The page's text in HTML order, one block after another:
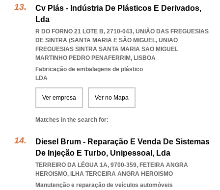
Cv Plás - Indústria De Plásticos E Derivados,
Lda
R DO FORNO 21 LOTE B, 2710-043, UNIÃO DAS FREGUESIAS
DE SINTRA (SANTA MARIA E SÃO MIGUEL, UNIAO
FREGUESIAS SINTRA SANTA MARIA SAO MIGUEL
MARTINHO PEDRO PENAFERRIM, LISBOA
Fabricação de embalagens de plástico
LDA
Ver empresa Ver no Mapa
Matches in the search for:
Diesel Brum - Reparação E Venda De Sistemas
De Injeção E Turbo, Unipessoal, Lda
TERREIRO DA LÉGUA 1A, 9700-359, FETEIRA ANGRA
HEROISMO, ILHA TERCEIRA ANGRA HEROISMO
Manutenção e reparação de veículos automóveis